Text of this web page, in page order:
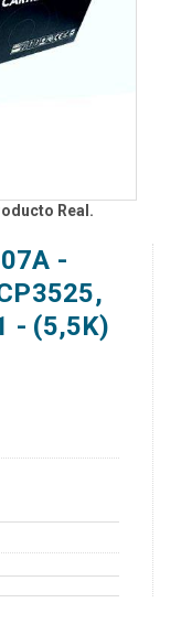
Real.
-
- (5,5K)